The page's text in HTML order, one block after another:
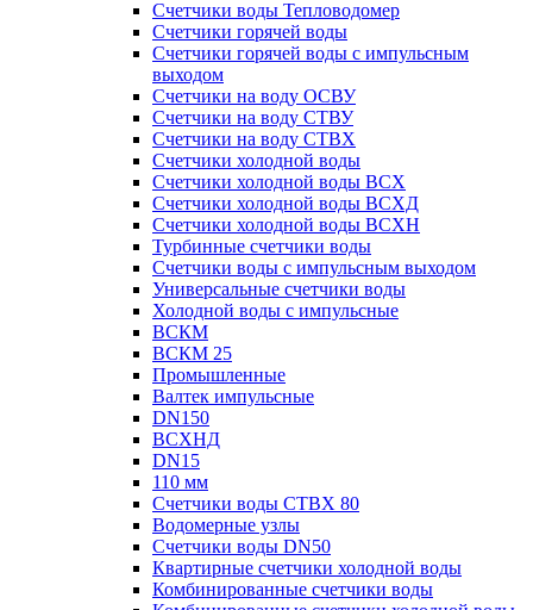
Счетчики воды Тепловодомер
Счетчики горячей воды
Счетчики горячей воды с импульсным
выходом
Счетчики на воду ОСВУ
Счетчики на воду СТВУ
Счетчики на воду СТВХ
Счетчики холодной воды
Счетчики холодной воды ВСХ
Счетчики холодной воды ВСХД
Счетчики холодной воды ВСХН
Турбинные счетчики воды
Счетчики воды с импульсным выходом
Универсальные счетчики воды
Холодной воды с импульсные
ВСКМ
ВСКМ 25
Промышленные
Валтек импульсные
DN150
ВСХНД
DN15
110 мм
Счетчики воды СТВХ 80
Водомерные узлы
Счетчики воды DN50
Квартирные счетчики холодной воды
Комбинированные счетчики воды